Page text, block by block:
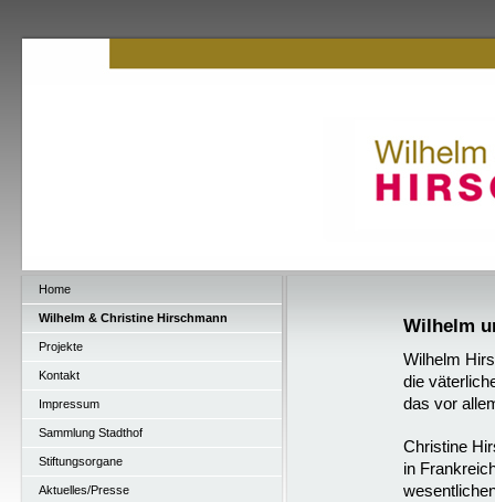
Home
Wilhelm & Christine Hirschmann
Projekte
Kontakt
Impressum
Sammlung Stadthof
Stiftungsorgane
Aktuelles/Presse
Wilhelm
Wilhelm
die
das vor
Christine
in